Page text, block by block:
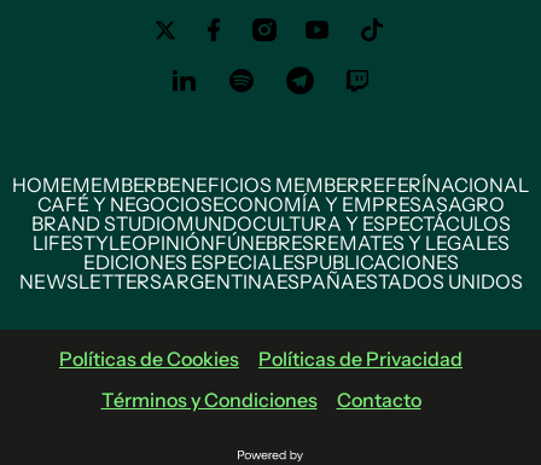
HOMEMEMBERBENEFICIOS MEMBERREFERÍNACIONAL
CAFÉ Y NEGOCIOSECONOMÍA Y EMPRESASAGRO
BRAND STUDIOMUNDOCULTURA Y ESPECTÁCULOS
LIFESTYLEOPINIÓNFÚNEBRESREMATES Y LEGALES
EDICIONES ESPECIALESPUBLICACIONES
NEWSLETTERSARGENTINAESPAÑAESTADOS UNIDOS
Políticas de Cookies
Políticas de Privacidad
Términos y Condiciones
Contacto